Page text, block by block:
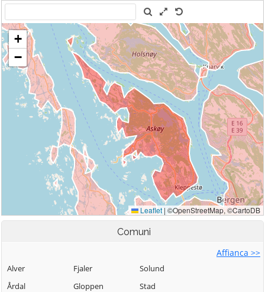
Comuni
Affianca >>
Alver
Årdal
Fjaler
Gloppen
Solund
Stad